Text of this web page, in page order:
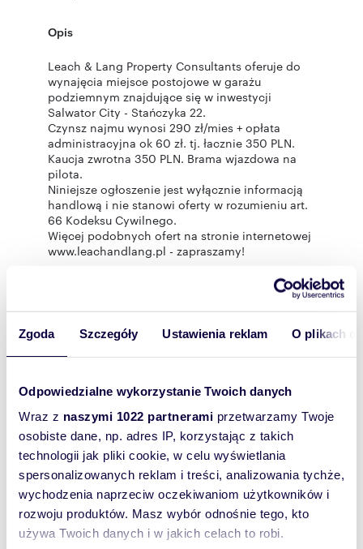
Zgoda Szczegóły Ustawienia reklam O plikach
Odpowiedzialne wykorzystanie Twoich danych
Wraz z naszymi 1022 partnerami przetwarzamy Twoje
osobiste dane, np. adres IP, korzystając z takich
technologii jak pliki cookie, w celu wyświetlania
spersonalizowanych reklam i treści, analizowania tychże,
wychodzenia naprzeciw oczekiwaniom użytkowników i
rozwoju produktów. Masz wybór odnośnie tego, kto
używa Twoich danych i w jakich celach to robi.
Opis
Leach & Lang Property Consultants oferuje do
wynajęcia miejsce postojowe w garażu
podziemnym znajdujące się w inwestycji
Salwator City - Stańczyka 22.
Czynsz najmu wynosi 290 zł/mies + opłata
administracyjna ok 60 zł. tj. łacznie 350 PLN.
Kaucja zwrotna 350 PLN. Brama wjazdowa na
pilota.
Niniejsze ogłoszenie jest wyłącznie informacją
handlową i nie stanowi oferty w rozumieniu art.
66 Kodeksu Cywilnego.
Więcej podobnych ofert na stronie internetowej
www.leachandlang.pl - zapraszamy!
Garaż: na wynajem
Powierzchni
a całkowita:
11,50 m
Lokalizacja: województwo:małopolskie
powiat:Krakówgmina: Bronowice
miejscowość:Krakówdzielnica:
Bronowiceulica:Stańczyka
Podobne oferty w tej lokalizacji